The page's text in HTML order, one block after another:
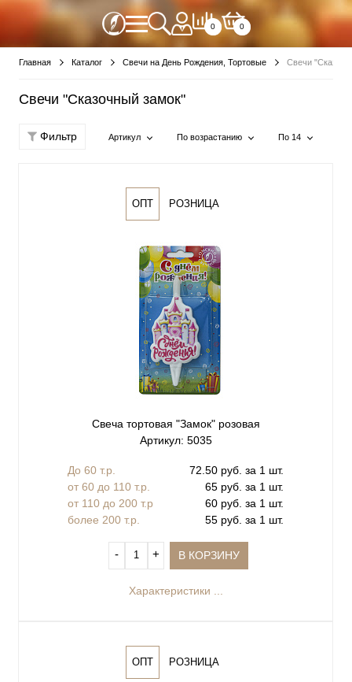
0 0
Главная Каталог Свечи на День Рождения, Тортовые Свечи
Свечи "Сказочный замок"
Фильтр Артикул По возрастанию По 14
ОПТ РОЗНИЦА
Свеча тортовая "Замок" розовая
Артикул: 5035
До 60 т.р.
72.50 руб. за 1 шт.
от 60 до 110 т.р.
65 руб. за 1 шт.
от 110 до 200 т.р
60 руб. за 1 шт.
более 200 т.р.
55 руб. за 1 шт.
‐ + В КОРЗИНУ
Характеристики ...
ОПТ РОЗНИЦА